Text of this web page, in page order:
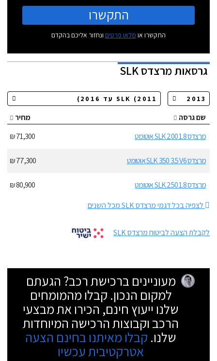
התקשרו
התקשרו או מלאו פרטים ונחזור אליכם בהקדם
גרסאותמרצדס SLK
שם גרסה
מחיר
מרצדס SLK 200 1.8 אוטומט
71,300 ₪
מרצדס SLK 350 3.5 V6 אוטומט 77,300 ₪
מרצדס SLK 250 1.8 אוטומט
80,900 ₪
לצפיה בכל דגמי מרצדס SLK מכל השנים
לקבלת הצעה לביטוח מרצדס SLK
מעוניינים ברכישת רכב? הגעתם
למקום הנכון. קבלו מהמומחים
שלנו ייעוץ חינם, הכירו את מבצעי
הרכב וקבוצות הרכישה המיוחדות
שלנו. קבלו מאיתנו בחינם הצעה
אטרקטיבית עכשיו